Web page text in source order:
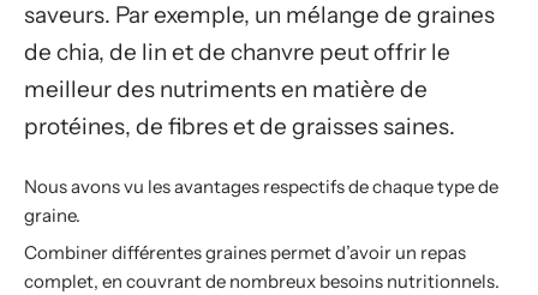
saveurs. Par exemple, un mélange de graines
de chia, de lin et de chanvre peut offrir le
meilleur des nutriments en matière de
protéines, de fibres et de graisses saines.
Nous avons vu les avantages respectifs de chaque type de
graine.
Combiner différentes graines permet d’avoir un repas
complet, en couvrant de nombreux besoins nutritionnels.